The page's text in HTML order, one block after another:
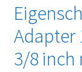
Adapter
3/8 inch